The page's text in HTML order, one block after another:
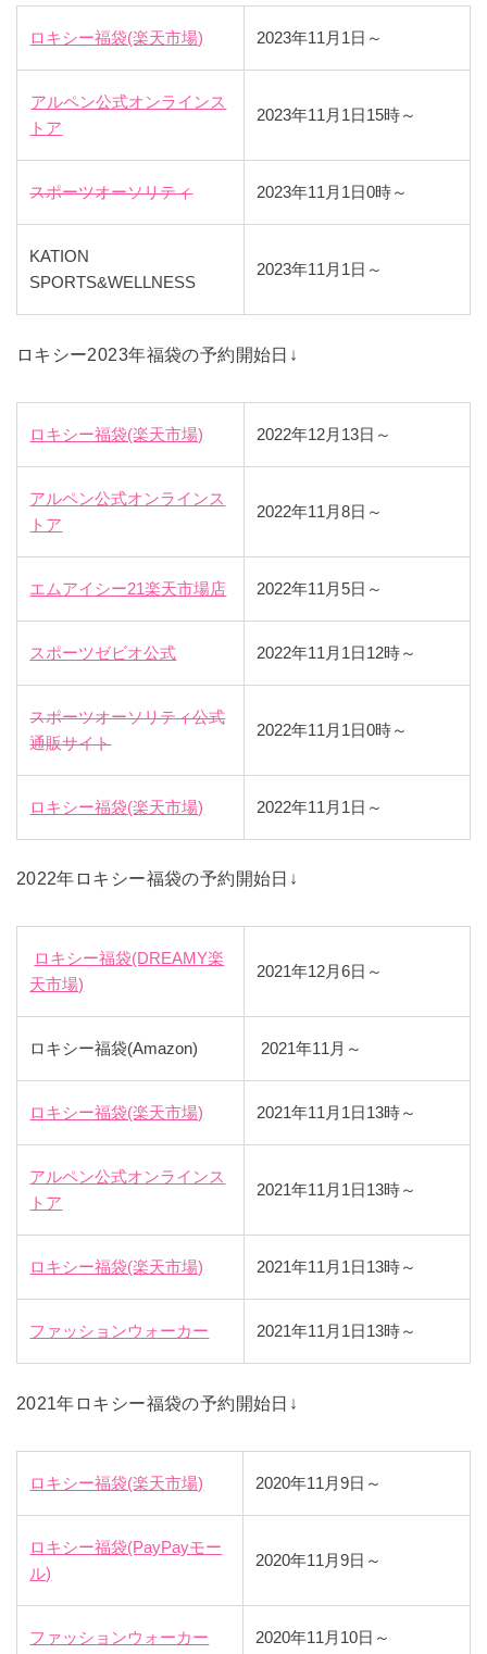
ロキシー福袋(楽天市場) 2023年11月1日～
アルペン公式オンラインス
トア
2023年11月1日15時～
スポーツオーソリティ 2023年11月1日0時～
KATION
SPORTS&WELLNESS
2023年11月1日～
ロキシー2023年福袋の予約開始日↓
ロキシー福袋(楽天市場) 2022年12月13日～
アルペン公式オンラインス
トア
2022年11月8日～
エムアイシー21楽天市場店 2022年11月5日～
スポーツゼビオ公式 2022年11月1日12時～
スポーツオーソリティ公式
通販サイト
2022年11月1日0時～
ロキシー福袋(楽天市場) 2022年11月1日～
2022年ロキシー福袋の予約開始日↓
ロキシー福袋(DREAMY楽
天市場)
2021年12月6日～
ロキシー福袋(Amazon) 2021年11月～
ロキシー福袋(楽天市場) 2021年11月1日13時～
アルペン公式オンラインス
トア
2021年11月1日13時～
ロキシー福袋(楽天市場) 2021年11月1日13時～
ファッションウォーカー 2021年11月1日13時～
2021年ロキシー福袋の予約開始日↓
ロキシー福袋(楽天市場) 2020年11月9日～
ロキシー福袋(PayPayモー
ル)
2020年11月9日～
ファッションウォーカー 2020年11月10日～